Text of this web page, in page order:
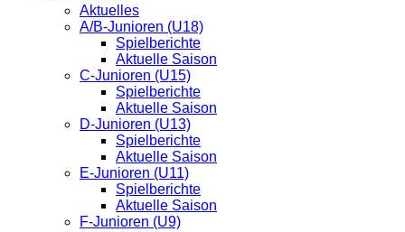
Aktuelles
A/B-Junioren (U18)
Spielberichte
Aktuelle Saison
C-Junioren (U15)
Spielberichte
Aktuelle Saison
D-Junioren (U13)
Spielberichte
Aktuelle Saison
E-Junioren (U11)
Spielberichte
Aktuelle Saison
F-Junioren (U9)